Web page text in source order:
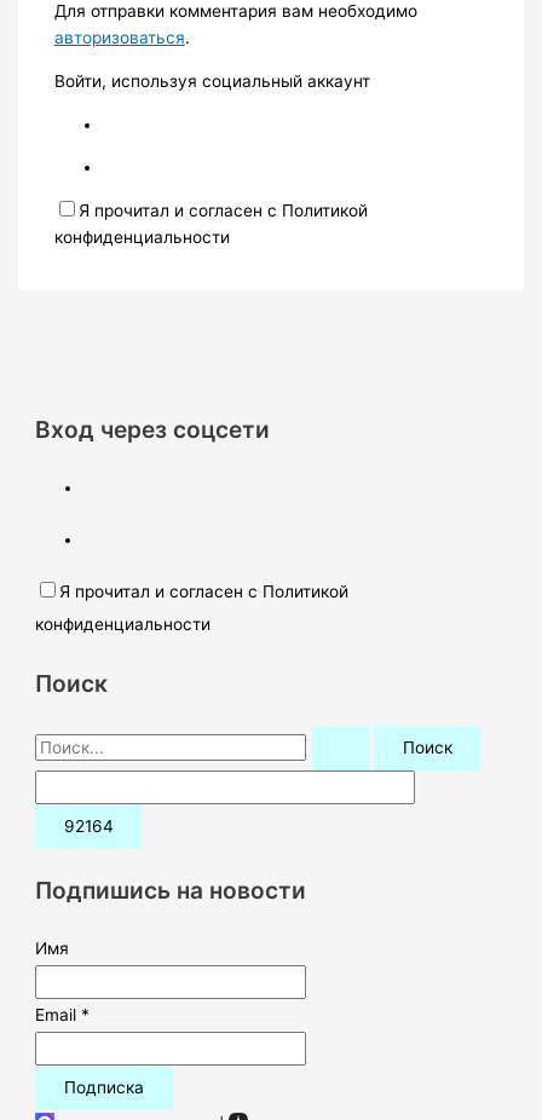
Для отправки комментария вам необходимо
авторизоваться.
Войти, используя социальный аккаунт
Я прочитал и согласен с Политикой
конфиденциальности
Вход через соцсети
Я прочитал и согласен с Политикой
конфиденциальности
Поиск
П
о
и
:Подпишись на новости
Имя
Email *